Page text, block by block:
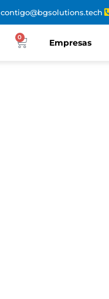
contigo@bgsolutions.tech
0
Empresas